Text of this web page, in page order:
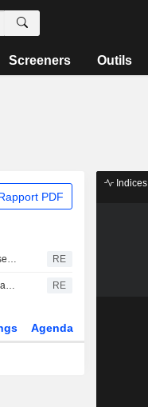
Screeners Outils
PDF
La Bourse australienne reflue de ses sommets historiques, la hausse du pétrole incitant à la prudence RE
Chili : ENAMI annonce un retard dans l'examen par la Chine du projet de lithium de Rio Tinto RE
Agenda
Indices